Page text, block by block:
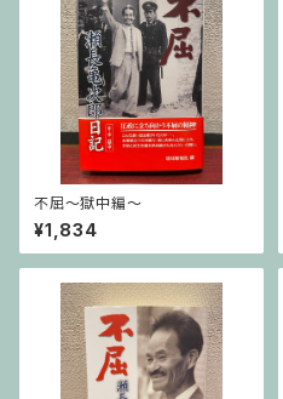
不屈〜獄中編〜
¥1,834